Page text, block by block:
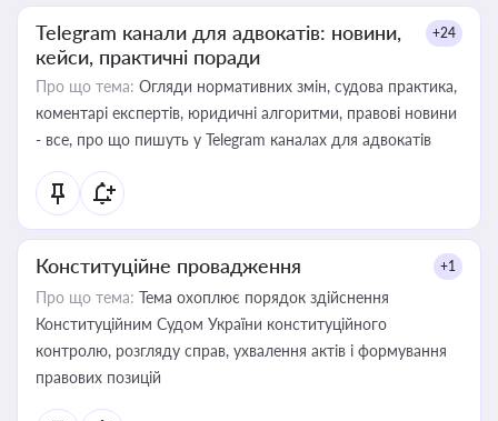
Telegram канали для адвокатів: новини,
кейси, практичні поради
+24
Про що тема: Огляди нормативних змін, судова практика,
коментарі експертів, юридичні алгоритми, правові новини
- все, про що пишуть у Telegram каналах для адвокатів
Конституційне провадження +1
Про що тема: Тема охоплює порядок здійснення
Конституційним Судом України конституційного
контролю, розгляду справ, ухвалення актів і формування
правових позицій